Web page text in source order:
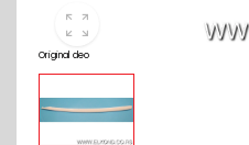
Original deo